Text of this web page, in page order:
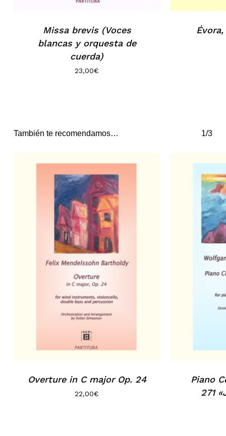
Missa brevis (Voces
blancas y orquesta de
cuerda)
23,00€
También te recomendamos… 1/3
Overture in C major Op. 24
22,00€
Piano
271